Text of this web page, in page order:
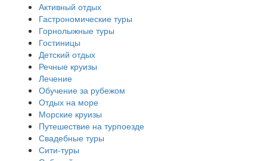
Активный отдых
Гастрономические туры
Горнолыжные туры
Гостиницы
Детский отдых
Речные круизы
Лечение
Обучение за рубежом
Отдых на море
Морские круизы
Путешествие на турпоезде
Свадебные туры
Сити-туры